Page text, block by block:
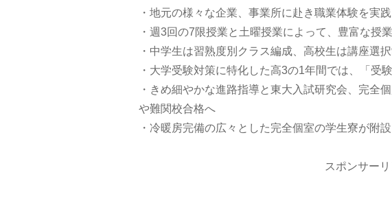
・地元の様々な企業、事業所に赴き職業体験を実践
・週3回の7限授業と土曜授業によって、豊富な授
・中学生は習熟度別クラス編成、高校生は講座選択
・大学受験対策に特化した高3の1年間では、「受
・きめ細やかな進路指導と東大入試研究会、完全
や難関校合格へ
・冷暖房完備の広々とした完全個室の学生寮が附
スポンサーリ